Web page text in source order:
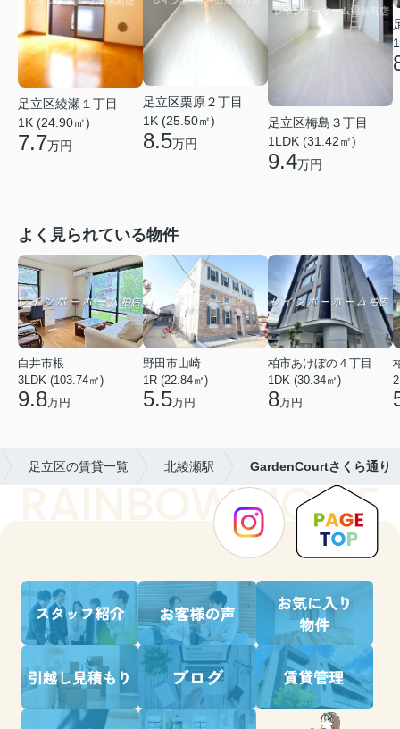
足立区綾瀬１丁目
1K (24.90㎡)
7.7万円
足立区栗原２丁目
1K (25.50㎡)
8.5万円
足立区梅島３丁目
1LDK (31.42㎡)
9.4万円
よく見られている物件
白井市根
3LDK (103.74㎡)
9.8万円
野田市山崎
1R (22.84㎡)
5.5万円
柏市あけぼの４丁目
1DK (30.34㎡)
8万円
足立区の賃貸一覧 北綾瀬駅 GardenCourtさくら通り